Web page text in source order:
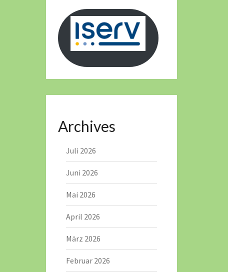
Archives
Juli 2026
Juni 2026
Mai 2026
April 2026
März 2026
Februar 2026